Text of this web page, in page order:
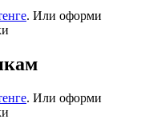
. Или оформи
. Или оформи